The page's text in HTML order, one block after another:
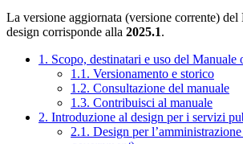
La versione aggiornata (versione corrente)
design corrisponde alla 2025.1.
1. Scopo, destinatari e uso del Manuale
1.1. Versionamento e storico
1.2. Consultazione del manuale
1.3. Contribuisci al manuale
2. Introduzione al design per i servizi
2.1. Design per